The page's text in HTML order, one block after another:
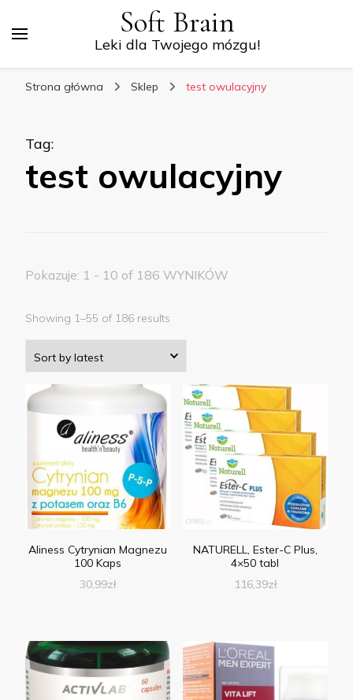
Soft Brain
Leki dla Twojego mózgu!
Strona główna Sklep test owulacyjny
Tag:
test owulacyjny
Pokazuje: 1 - 10 of 186 WYNIKÓW
Showing 1–55 of 186 results
Aliness Cytrynian Magnezu
100 Kaps
30,99zł
NATURELL, Ester-C Plus,
4×50 tabl
116,39zł